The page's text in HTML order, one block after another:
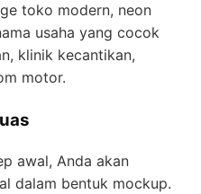
toko modern, neon
usaha yang cocok
klinik kecantikan,
motor.
awal, Anda akan
dalam bentuk mockup.